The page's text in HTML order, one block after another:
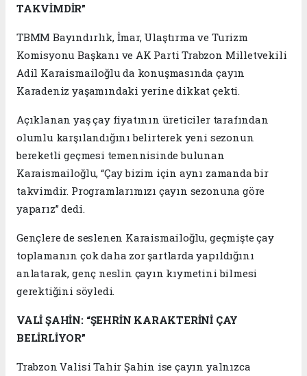
TAKVİMDİR”
TBMM Bayındırlık, İmar, Ulaştırma ve Turizm
Komisyonu Başkanı ve AK Parti Trabzon Milletvekili
Adil Karaismailoğlu da konuşmasında çayın
Karadeniz yaşamındaki yerine dikkat çekti.
Açıklanan yaş çay fiyatının üreticiler tarafından
olumlu karşılandığını belirterek yeni sezonun
bereketli geçmesi temennisinde bulunan
Karaismailoğlu, “Çay bizim için aynı zamanda bir
takvimdir. Programlarımızı çayın sezonuna göre
yaparız” dedi.
Gençlere de seslenen Karaismailoğlu, geçmişte çay
toplamanın çok daha zor şartlarda yapıldığını
anlatarak, genç neslin çayın kıymetini bilmesi
gerektiğini söyledi.
VALİ ŞAHİN: “ŞEHRİN KARAKTERİNİ ÇAY
BELİRLİYOR”
Trabzon Valisi Tahir Şahin ise çayın yalnızca